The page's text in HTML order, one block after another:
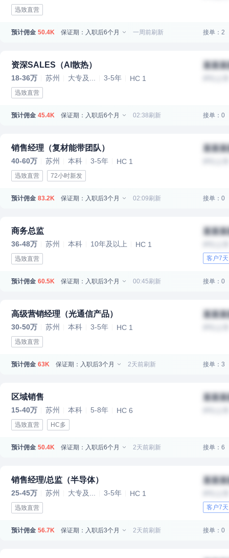
迅致直营
预计佣金 50.4K 保证期：入职后6个月 一周前刷新 接单：2
资深SALES（AI散热）
18-36万 苏州 大专及... 3-5年 HC 1
迅致直营
某某
预计佣金 45.4K 保证期：入职后6个月 02:38刷新 接单：0
销售经理（复材能带团队）
40-60万 苏州 本科 3-5年 HC 1
迅致直营 72小时新发
某某
预计佣金 83.2K 保证期：入职后3个月 02:09刷新 接单：0
商务总监
36-48万 苏州 本科 10年及以上 HC 1
迅致直营
某某
客户7
预计佣金 60.5K 保证期：入职后3个月 00:45刷新 接单：0
高级营销经理（光通信产品）
30-50万 苏州 本科 3-5年 HC 1
迅致直营
某某
预计佣金 63K 保证期：入职后3个月 2天前刷新 接单：3
区域销售
15-40万 苏州 本科 5-8年 HC 6
迅致直营 HC多
某某
预计佣金 50.4K 保证期：入职后6个月 2天前刷新 接单：6
销售经理/总监（半导体）
25-45万 苏州 大专及... 3-5年 HC 1
迅致直营
某某
客户7
预计佣金 56.7K 保证期：入职后3个月 2天前刷新 接单：0